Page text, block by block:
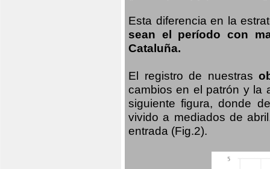
Esta diferencia en la
sean el período con
Cataluña.
El registro de nuestras
cambios en el patrón y la
siguiente figura, donde
vivido a mediados de
entrada (Fig.2).